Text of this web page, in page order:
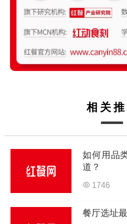
相关
如何用品
道？
1746
餐厅选址